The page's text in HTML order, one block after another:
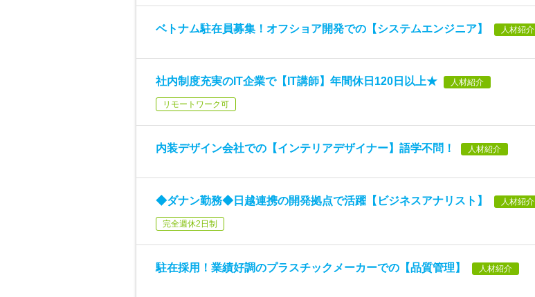
ベトナム駐在員募集！オフショア開発での【システムエンジニア】 人材紹介
社内制度充実のIT企業で【IT講師】年間休日120日以上★ 人材紹介
リモートワーク可
内装デザイン会社での【インテリアデザイナー】語学不問！ 人材紹介
◆ダナン勤務◆日越連携の開発拠点で活躍【ビジネスアナリスト】 人材紹介
完全週休2日制
駐在採用！業績好調のプラスチックメーカーでの【品質管理】 人材紹介